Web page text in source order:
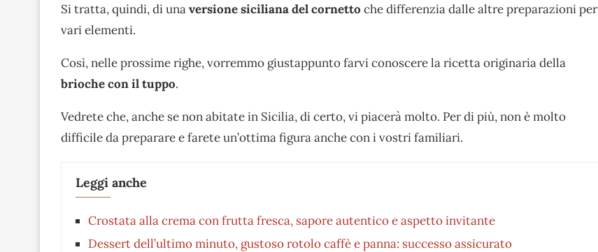
Si tratta, quindi, di unaversione siciliana del cornetto che differenzia dalle altre preparazioni per
vari elementi.
Così, nelle prossime righe, vorremmo giustappunto farvi conoscere la ricetta originaria della
brioche con il tuppo.
Vedrete che, anche se non abitate in Sicilia, di certo, vi piacerà molto. Per di più, non è molto
difficile da preparare e farete un’ottima figura anche con i vostri familiari.
Leggi anche
Crostata alla crema con frutta fresca, sapore autentico e aspetto invitante
Dessert dell’ultimo minuto, gustoso rotolo caffè e panna: successo assicurato